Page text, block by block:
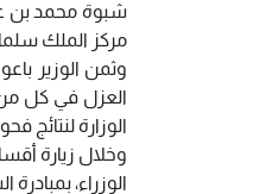
شبوة محمد بن
مركز الملك
وثمن الوزير
العزل في كل
الوزارة
الوزراء،